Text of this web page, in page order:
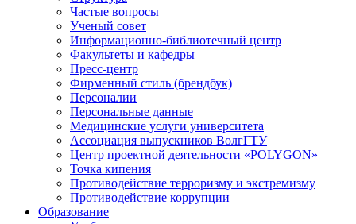
Частые вопросы
Ученый совет
Информационно-библиотечный центр
Факультеты и кафедры
Пресс-центр
Фирменный стиль (брендбук)
Персоналии
Персональные данные
Медицинские услуги университета
Ассоциация выпускников ВолгГТУ
Центр проектной деятельности «POLYGON»
Точка кипения
Противодействие терроризму и экстремизму
Противодействие коррупции
Образование